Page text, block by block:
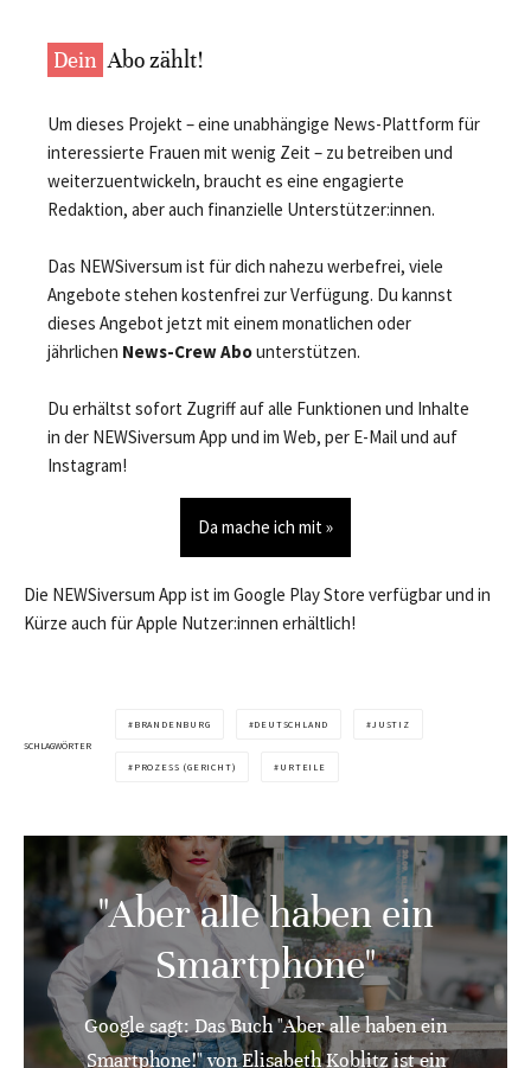
Dein Abo zählt!
Um dieses Projekt – eine unabhängige News-Plattform für
interessierte Frauen mit wenig Zeit – zu betreiben und
weiterzuentwickeln, braucht es eine engagierte
Redaktion, aber auch finanzielle Unterstützer:innen.
Das NEWSiversum ist für dich nahezu werbefrei, viele
Angebote stehen kostenfrei zur Verfügung. Du kannst
dieses Angebot jetzt mit einem monatlichen oder
jährlichen News-Crew Abounterstützen.
Du erhältst sofort Zugriff auf alle Funktionen und Inhalte
in der NEWSiversum App und im Web, per E-Mail und auf
Instagram!
Da mache ich mit »
Die NEWSiversum App ist im Google Play Store verfügbar und in
Kürze auch für Apple Nutzer:innen erhältlich!
SCHLAGWÖRTER
BRANDENBURG DEUTSCHLAND JUSTIZ
PROZESS (GERICHT) URTEILE
"Aber alle haben ein
Smartphone"
Google sagt: Das Buch "Aber alle haben ein
Smartphone!" von Elisabeth Koblitz ist ein